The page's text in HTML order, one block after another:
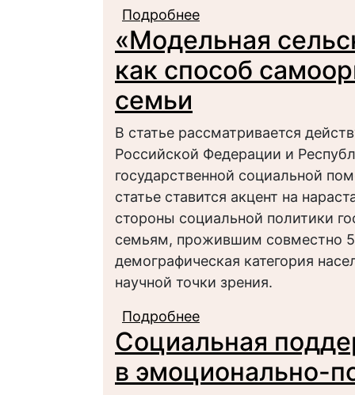
Подробнее
обслуживания
«Модельная
как способ
семьи
В статье рассматривается
Российской Федерации и
государственной социальной
статье ставится акцент на
стороны социальной политики
семьям, прожившим совместно
демографическая категория
научной точки зрения.
Подробнее
самоорганизации
Социальная
в эмоционально-